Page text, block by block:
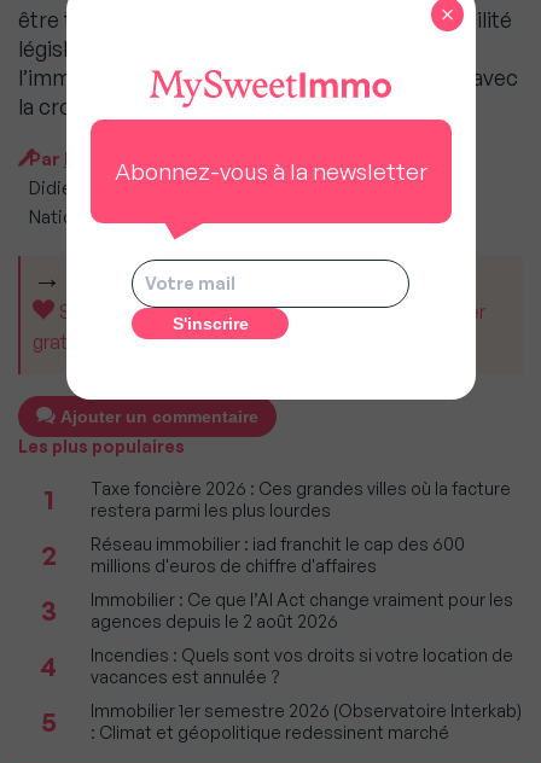
être trouvé dans l’équilibre des règles et la stabilité
législatif, pour libérer pleinement le marché de
l’immobilier, pour ses acteurs et pour renouer avec
la croissance économique.
Par MySweet Newsroom
Didier KLING est Président du Groupe CNCEF, Chambre
Nationale des Conseils Experts Financiers.
CET ARTICLE VOUS A AIDÉ ?
Soutenez MySweetImmo et aidez-nous à rester
gratuit pour tous.
Ajouter un commentaire
Les plus populaires
1
Taxe foncière 2026 : Ces grandes villes où la facture
restera parmi les plus lourdes
2
Réseau immobilier : iad franchit le cap des 600
millions d'euros de chiffre d'affaires
3
Immobilier : Ce que l’AI Act change vraiment pour les
agences depuis le 2 août 2026
4
Incendies : Quels sont vos droits si votre location de
vacances est annulée ?
5
Immobilier 1er semestre 2026 (Observatoire Interkab)
: Climat et géopolitique redessinent marché
Abonnez-vous à la newsletter
×